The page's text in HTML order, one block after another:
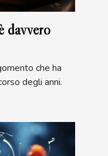
davvero
che ha
degli anni.